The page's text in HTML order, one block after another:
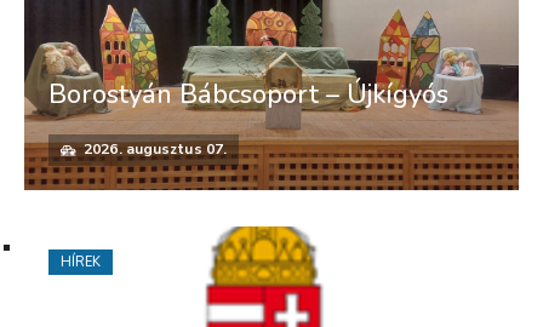
Borostyán Bábcsoport – Újkígyós
2026. augusztus 07.
HÍREK